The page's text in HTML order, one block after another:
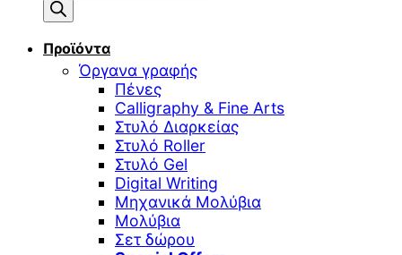
προϊόντων
Προϊόντα
Όργανα γραφής
Πένες
Calligraphy & Fine Arts
Στυλό Διαρκείας
Στυλό Roller
Στυλό Gel
Digital Writing
Μηχανικά Μολύβια
Μολύβια
Σετ δώρου